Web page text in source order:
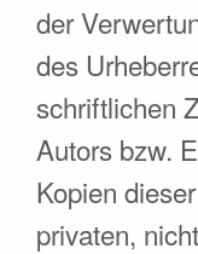
der
des
schriftlichen
Autors bzw.
Kopien
privaten,